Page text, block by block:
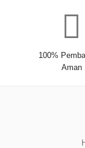
100%
Aman